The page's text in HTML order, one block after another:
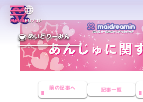
MENUEN／JP
めいどりーみん
前の記事へ 記事一覧